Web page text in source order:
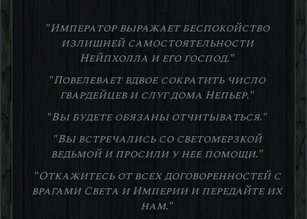
"Император выражает беспокойство
излишней самостоятельности
Нейпхолла и его господ."
"Повелевает вдвое сократить число
гвардейцев и слуг дома Непьер."
"Вы будете обязаны отчитываться."
"Вы встречались со светомерзкой
ведьмой и просили у нее помощи."
"Откажитесь от всех договоренностей с
врагами Света и Империи и передайте их
нам."